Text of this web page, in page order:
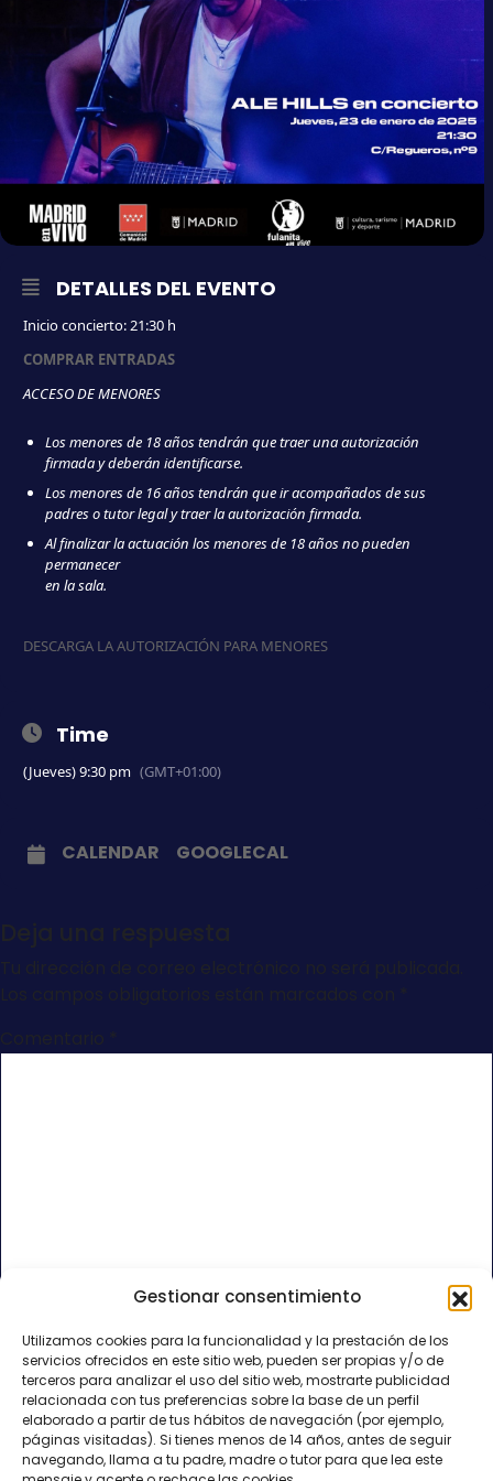
Gestionar consentimiento
Utilizamos cookies para la funcionalidad y la prestación de los
servicios ofrecidos en este sitio web, pueden ser propias y/o de
terceros para analizar el uso del sitio web, mostrarte publicidad
relacionada con tus preferencias sobre la base de un perfil
elaborado a partir de tus hábitos de navegación (por ejemplo,
páginas visitadas). Si tienes menos de 14 años, antes de seguir
navegando, llama a tu padre, madre o tutor para que lea este
DETALLES DEL EVENTO
Inicio concierto: 21:30 h
COMPRAR ENTRADAS
ACCESO DE MENORES
Los menores de 18 años tendrán que traer una autorización
firmada y deberán identificarse.
Los menores de 16 años tendrán que ir acompañados de sus
padres o tutor legal y traer la autorización firmada.
Al finalizar la actuación los menores de 18 años no pueden
permanecer
en la sala.
DESCARGA LA AUTORIZACIÓN PARA MENORES
Time
(Jueves) 9:30 pm (GMT+01:00)
CALENDAR GOOGLECAL
Correo electrónico*
Web